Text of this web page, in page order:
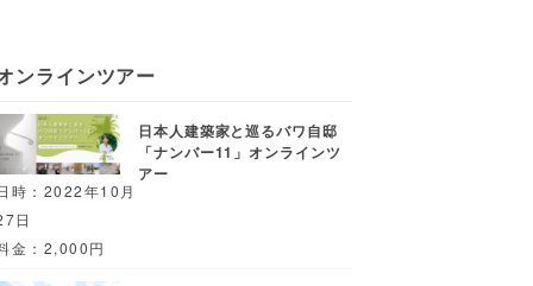
ンラインツアー
日本人建築家と巡るバワ自邸
「ナンバー11」オンラインツ
アー
時：2022年10月
日
金：2,000円